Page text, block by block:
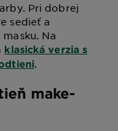
Pri dobrej
sedieť a
Na
klasická verzia s
.
make-